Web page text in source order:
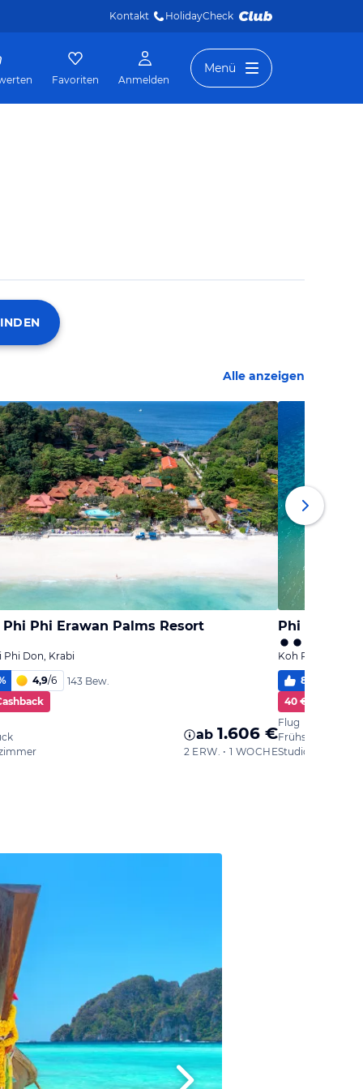
Kontakt HolidayCheck
Favoriten Anmelden
Menü
Alle anzeigen
Phi Erawan Palms Resort
Phi Don, Krabi
4,9/6
143 Bew.
ab 1.606 €
2 ERW. • 1 WOCHE
Phi Phi
Koh Phi Phi
83
40 € Cashback
Flug
Frühstück
Studio